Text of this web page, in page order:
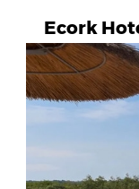
Ecork